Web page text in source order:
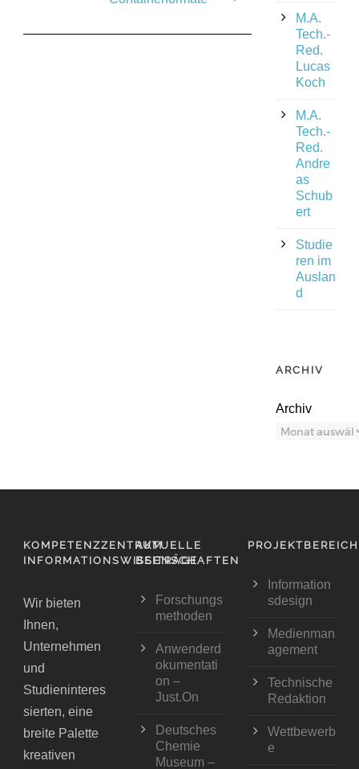
M.A.
Tech.-
Red.
Lucas
Koch
M.A.
Tech.-
Red.
Andre
as
Schub
ert
Studie
ren im
Auslan
d
ARCHIV
Archiv
KOMPETENZZENTRUM
INFORMATIONSWISSENSCHAFTEN
Wir bieten
Ihnen,
Unternehmen
und
Studieninteres
sierten, eine
breite Palette
kreativen
AKTUELLE
BEITRÄGE
Forschungs
methoden
Anwenderd
okumentati
on –
Just.On
Deutsches
Chemie
Museum –
Information
sdesign
Medienman
agement
Technische
Redaktion
Wettbewerb
e